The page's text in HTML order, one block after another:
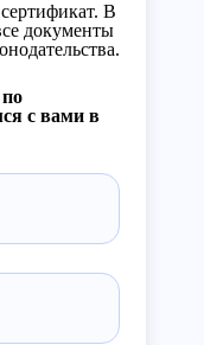
В
документы
с вами в